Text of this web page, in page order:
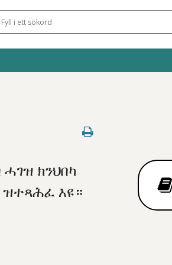
Sökfält
ክንህበካ
እዩ።